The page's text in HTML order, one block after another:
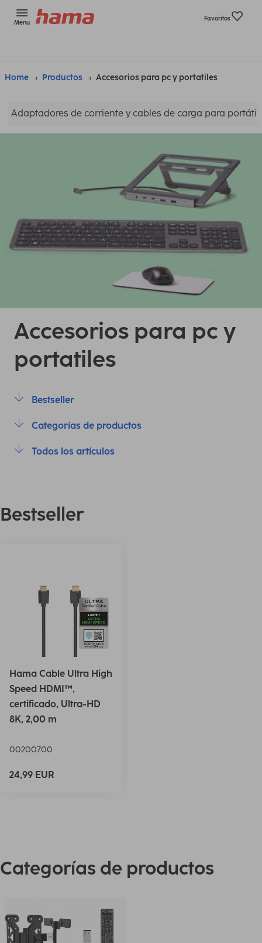
Menu
Favoritos
Home Productos Accesorios para pc y portatiles
Adaptadores de corriente y cables de carga para
Accesorios para pc y
portatiles
Bestseller
Categorías de productos
Todos los artículos
Bestseller
Hama Cable Ultra High
Speed HDMI™,
certificado, Ultra-HD
8K, 2,00 m
00200700
24,99 EUR
Categorías de productos